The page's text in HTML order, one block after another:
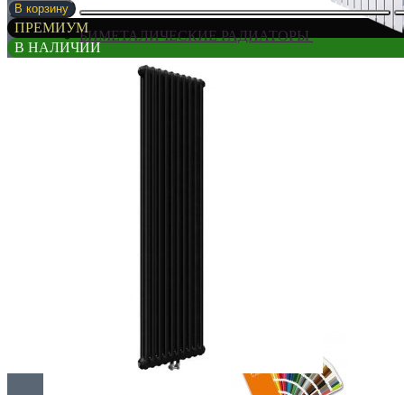
БИМЕТАЛИЧЕСКИЕ РАДИАТОРЫ
В корзину
ПРЕМИУМ
В НАЛИЧИИ